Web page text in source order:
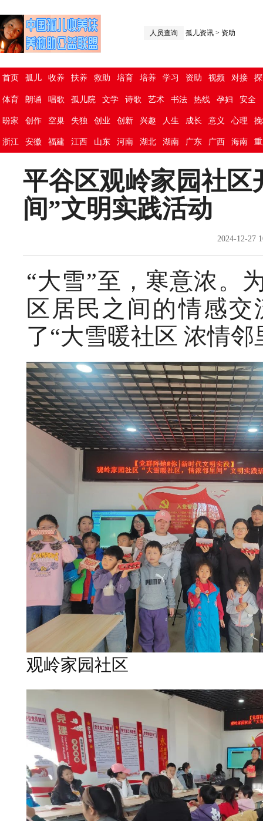
人员查询 孤儿资讯 > 资助
首页 孤儿 收养 扶养 救助 培育 培养 学习 资助 视频 对接
体育 朗诵 唱歌 孤儿院 文学 诗歌 艺术 书法 热线 孕妇 安全
盼家 创作 空巢 失独 创业 创新 兴趣 人生 成长 意义 心理
浙江 安徽 福建 江西 山东 河南 湖北 湖南 广东 广西 海南
平谷区观岭家园社区
间”文明实践活动
2024-12-27
“大雪”至，寒意浓。
区居民之间的情感
了“大雪暖社区 浓情邻
观岭家园社区